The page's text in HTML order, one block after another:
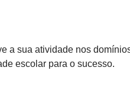
a sua atividade nos
escolar para o sucesso.